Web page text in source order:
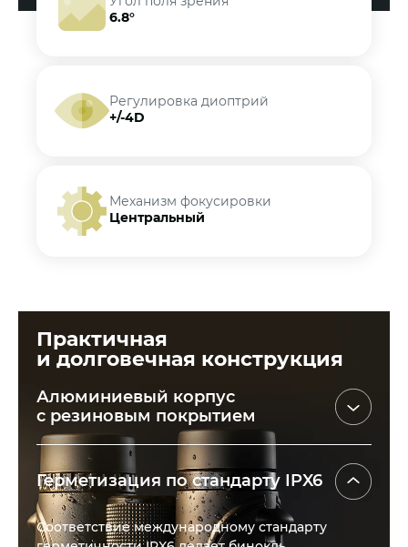
6.8°
Регулировка диоптрий
+/-4D
Механизм фокусировки
Центральный
Практичная
и долговечная конструкция
Алюминиевый корпус
с резиновым покрытием
Корпус биноклей TRD изготавливается
из современного алюминиево-магниевого
сплава, обладающим неуязвимостью к коррозии
и высочайшей ударной стойкостью. Надежная
конструкция сохраняет своей ресурс при
Герметизация по стандарту IPX6
Соответствие международному стандарту